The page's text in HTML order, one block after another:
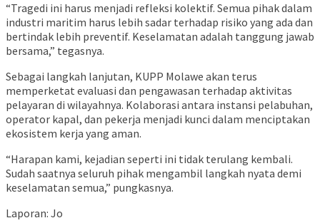
“Tragedi ini harus menjadi refleksi kolektif. Semua pihak dalam
industri maritim harus lebih sadar terhadap risiko yang ada dan
bertindak lebih preventif. Keselamatan adalah tanggung jawab
bersama,” tegasnya.
Sebagai langkah lanjutan, KUPP Molawe akan terus
memperketat evaluasi dan pengawasan terhadap aktivitas
pelayaran di wilayahnya. Kolaborasi antara instansi pelabuhan,
operator kapal, dan pekerja menjadi kunci dalam menciptakan
ekosistem kerja yang aman.
“Harapan kami, kejadian seperti ini tidak terulang kembali.
Sudah saatnya seluruh pihak mengambil langkah nyata demi
keselamatan semua,” pungkasnya.
Laporan: Jo